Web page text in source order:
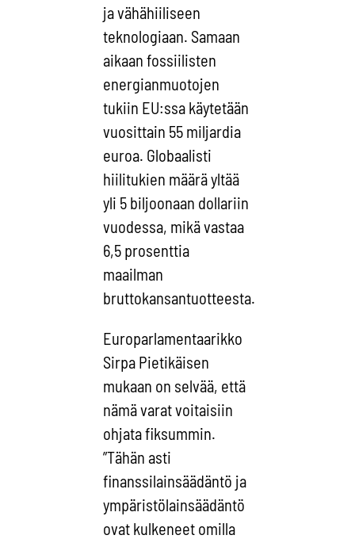
ja vähähiiliseen
teknologiaan. Samaan
aikaan fossiilisten
energianmuotojen
tukiin EU:ssa käytetään
vuosittain 55 miljardia
euroa. Globaalisti
hiilitukien määrä yltää
yli 5 biljoonaan dollariin
vuodessa, mikä vastaa
6,5 prosenttia
maailman
bruttokansantuotteesta.
Europarlamentaarikko
Sirpa Pietikäisen
mukaan on selvää, että
nämä varat voitaisiin
ohjata fiksummin.
”Tähän asti
finanssilainsäädäntö ja
ympäristölainsäädäntö
ovat kulkeneet omilla